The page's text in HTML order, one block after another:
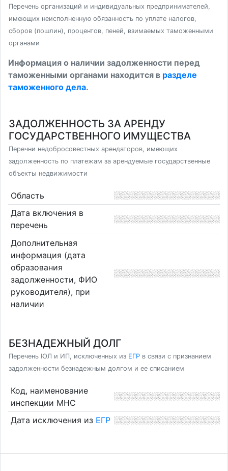
Перечень организаций и индивидуальных предпринимателей,
имеющих неисполненную обязанность по уплате налогов,
сборов (пошлин), процентов, пеней, взимаемых таможенными
органами
Информация о наличии задолженности перед
таможенными органами находится в разделе
таможенного дела.
ЗАДОЛЖЕННОСТЬ ЗА АРЕНДУ
ГОСУДАРСТВЕННОГО ИМУЩЕСТВА
Перечни недобросовестных арендаторов, имеющих
задолженность по платежам за арендуемые государственные
объекты недвижимости
Область
Дата включения в
перечень
Дополнительная
информация (дата
образования
задолженности, ФИО
руководителя), при
наличии
БЕЗНАДЕЖНЫЙ ДОЛГ
Перечень ЮЛ и ИП, исключенных из ЕГР в связи с признанием
задолженности безнадежным долгом и ее списанием
Код, наименование
инспекции МНС
Дата исключения из ЕГР